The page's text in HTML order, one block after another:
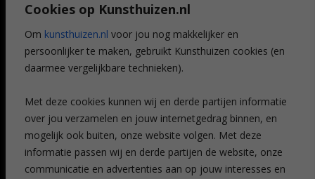
Cookies op Kunsthuizen.nl
Om kunsthuizen.nl voor jou nog makkelijker en
persoonlijker te maken, gebruikt Kunsthuizen cookies (en
daarmee vergelijkbare technieken).
Met deze cookies kunnen wij en derde partijen informatie
over jou verzamelen en jouw internetgedrag binnen, en
mogelijk ook buiten, onze website volgen. Met deze
informatie passen wij en derde partijen de website, onze
communicatie en advertenties aan op jouw interesses en
Voordelen
Veelgestelde vragen
CONTACT
Leiden
Amsterdam
Breda
Favorieten
Mijn art alert